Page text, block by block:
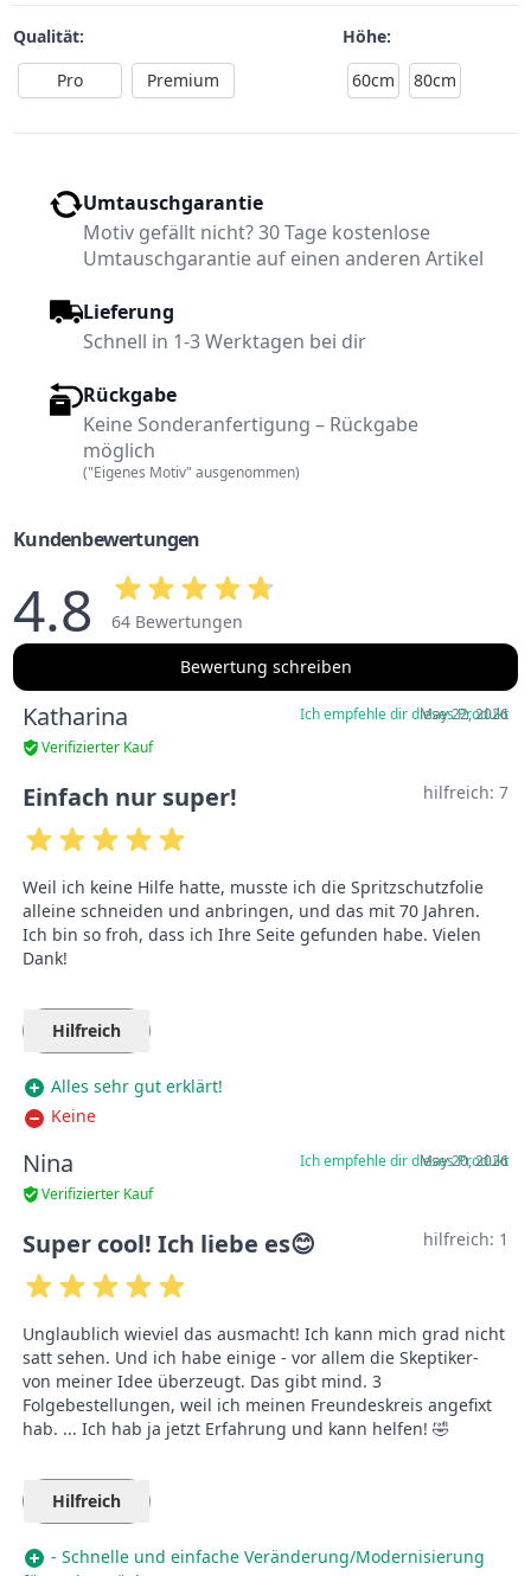
Qualität:
Pro
Premium
Höhe:
60cm
80cm
Umtauschgarantie
Motiv gefällt nicht? 30 Tage kostenlose
Umtauschgarantie auf einen anderen Artikel
Lieferung
Schnell in 1-3 Werktagen bei dir
Rückgabe
Keine Sonderanfertigung – Rückgabe
möglich
("Eigenes Motiv" ausgenommen)
Kundenbewertungen
4.8
64 Bewertungen
Bewertung schreiben
Katharina
Verifizierter Kauf
May 22, 2026
Ich empfehle dir dieses Produkt
Einfach nur super! hilfreich: 7
Weil ich keine Hilfe hatte, musste ich die Spritzschutzfolie
alleine schneiden und anbringen, und das mit 70 Jahren.
Ich bin so froh, dass ich Ihre Seite gefunden habe. Vielen
Dank!
Hilfreich
Alles sehr gut erklärt!
Keine
Nina
Verifizierter Kauf
May 20, 2026
Ich empfehle dir dieses Produkt
Super cool! Ich liebe es😊 hilfreich: 1
Unglaublich wieviel das ausmacht! Ich kann mich grad nicht
satt sehen. Und ich habe einige - vor allem die Skeptiker-
von meiner Idee überzeugt. Das gibt mind. 3
Folgebestellungen, weil ich meinen Freundeskreis angefixt
hab. ... Ich hab ja jetzt Erfahrung und kann helfen! 🤣
Hilfreich
- Schnelle und einfache Veränderung/Modernisierung